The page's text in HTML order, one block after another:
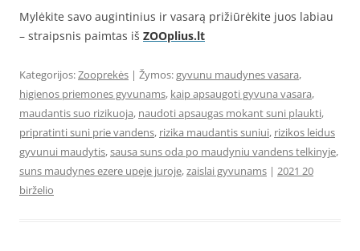
Mylėkite savo augintinius ir vasarą prižiūrėkite juos labiau
– straipsnis paimtas iš ZOOplius.lt
Kategorijos:Zooprekės | Žymos:gyvunu maudynes vasara,
higienos priemones gyvunams, kaip apsaugoti gyvuna vasara,
maudantis suo rizikuoja, naudoti apsaugas mokant suni plaukti,
pripratinti suni prie vandens, rizika maudantis suniui, rizikos leidus
gyvunui maudytis,sausa suns oda po maudyniu vandens telkinyje,
suns maudynes ezere upeje juroje,zaislai gyvunams | 2021 20
birželio